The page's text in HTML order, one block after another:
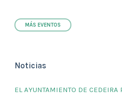
MÁS EVENTOS
Noticias
EL AYUNTAMIENTO DE CEDEIRA